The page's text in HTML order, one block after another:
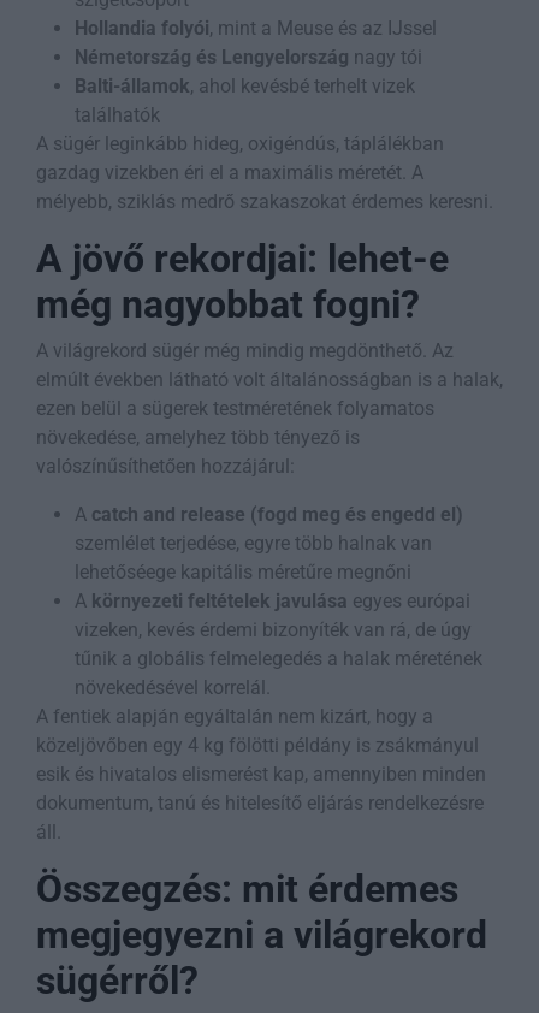
Hollandia folyói, mint a Meuse és az IJssel
Németország és Lengyelország nagy tói
Balti-államok, ahol kevésbé terhelt vizek
találhatók
A sügér leginkább hideg, oxigéndús, táplálékban
gazdag vizekben éri el a maximális méretét. A
mélyebb, sziklás medrő szakaszokat érdemes keresni.
A jövő rekordjai: lehet-e
még nagyobbat fogni?
A világrekord sügér még mindig megdönthető. Az
elmúlt években látható volt általánosságban is a halak,
ezen belül a sügerek testméretének folyamatos
növekedése, amelyhez több tényező is
valószínűsíthetően hozzájárul:
A catch and release (fogd meg és engedd el)
szemlélet terjedése, egyre több halnak van
lehetőséege kapitális méretűre megnőni
A környezeti feltételek javulása egyes európai
vizeken, kevés érdemi bizonyíték van rá, de úgy
tűnik a globális felmelegedés a halak méretének
növekedésével korrelál.
A fentiek alapján egyáltalán nem kizárt, hogy a
közeljövőben egy 4 kg fölötti példány is zsákmányul
esik és hivatalos elismerést kap, amennyiben minden
dokumentum, tanú és hitelesítő eljárás rendelkezésre
áll.
Összegzés: mit érdemes
megjegyezni a világrekord
sügérről?